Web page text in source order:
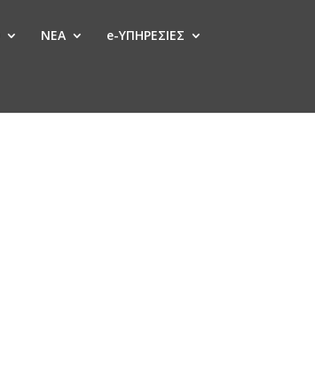
ΝΕΑ e-ΥΠΗΡΕΣΙΕΣ